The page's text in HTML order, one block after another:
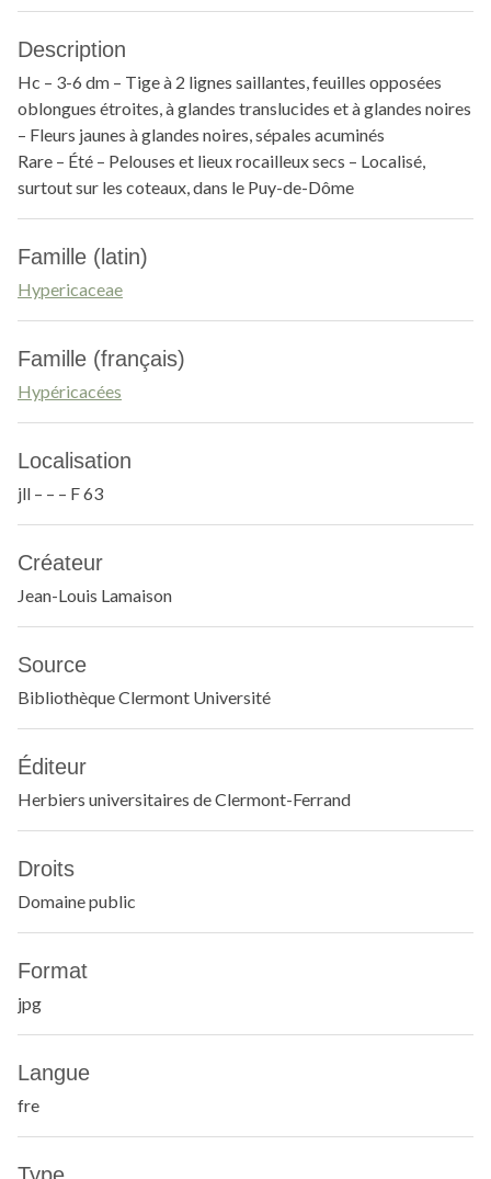
Description
Hc – 3-6 dm – Tige à 2 lignes saillantes, feuilles opposées
oblongues étroites, à glandes translucides et à glandes noires
– Fleurs jaunes à glandes noires, sépales acuminés
Rare – Été – Pelouses et lieux rocailleux secs – Localisé,
surtout sur les coteaux, dans le Puy-de-Dôme
Famille (latin)
Hypericaceae
Famille (français)
Hypéricacées
Localisation
jll – – – F 63
Créateur
Jean-Louis Lamaison
Source
Bibliothèque Clermont Université
Éditeur
Herbiers universitaires de Clermont-Ferrand
Droits
Domaine public
Format
jpg
Langue
fre